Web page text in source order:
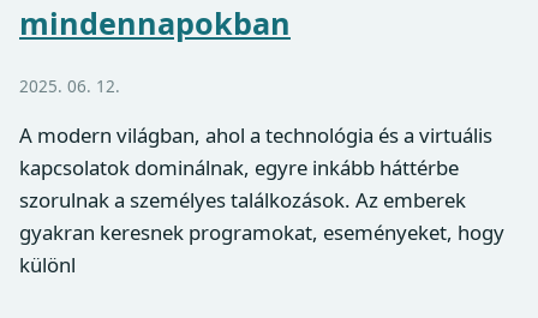
mindennapokban
2025. 06. 12.
A modern világban, ahol a technológia és a virtuális
kapcsolatok dominálnak, egyre inkább háttérbe
szorulnak a személyes találkozások. Az emberek
gyakran keresnek programokat, eseményeket, hogy
különl